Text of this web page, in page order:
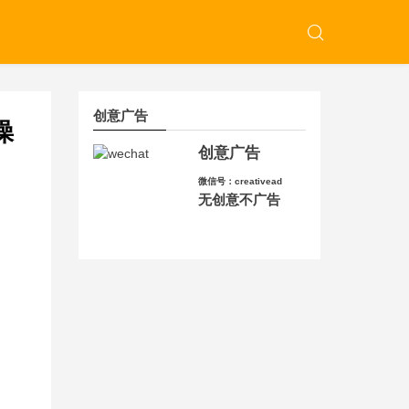
创意广告
创意广告
微信号：creativead
无创意不广告